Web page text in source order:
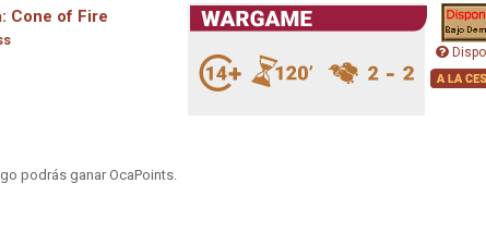
Cone of Fire
podrás ganar OcaPoints.